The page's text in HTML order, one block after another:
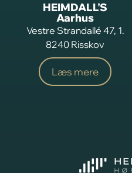
HEIMDALL'S
Aarhus
Vestre Strandallé 47, 1.
8240 Risskov
Læs mere